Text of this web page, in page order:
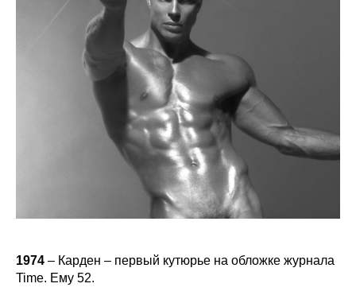
1974 – Карден – первый кутюрье на обложке журнала
Time. Ему 52.